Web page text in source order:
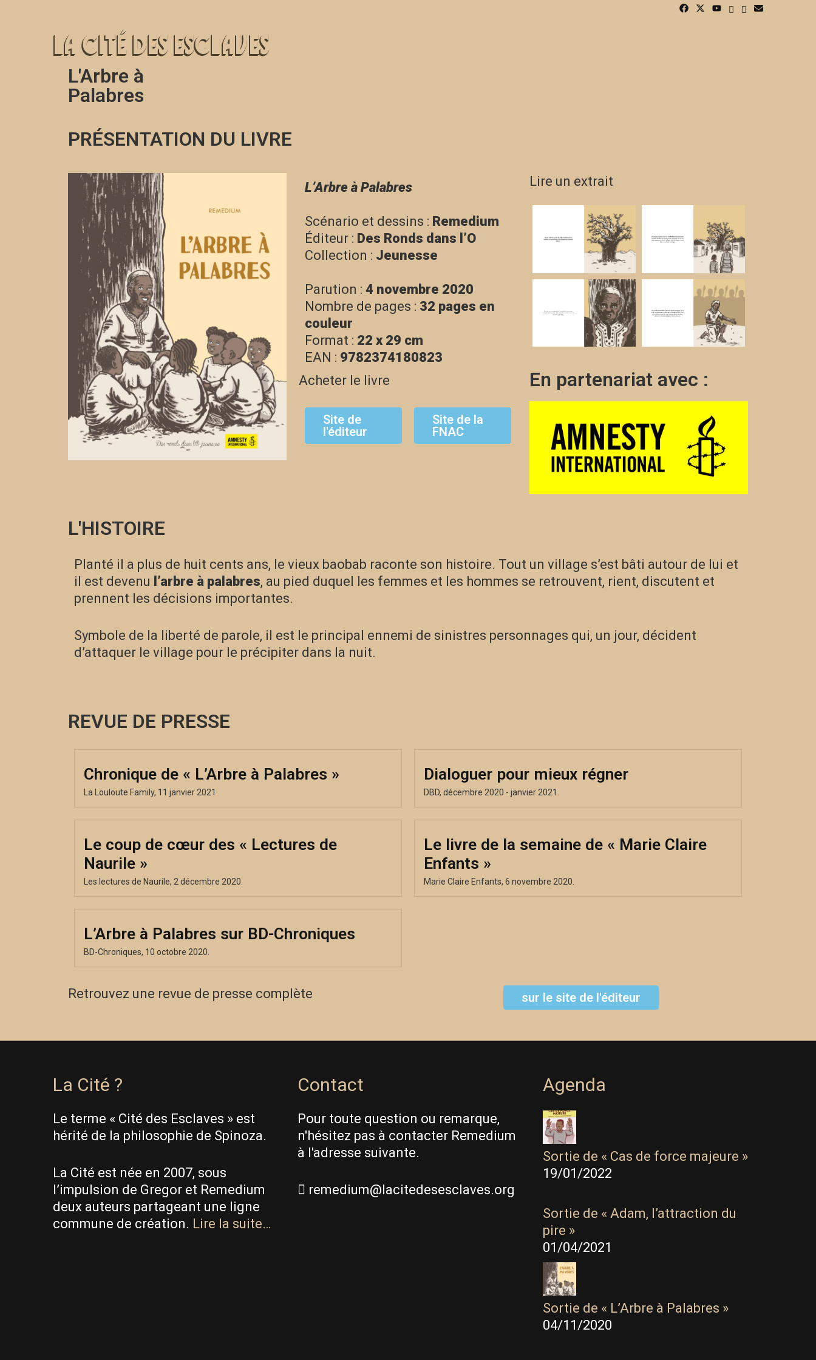
ACCUEIL BIO & BIBLIO PRESSE TRAVAUX
L'Arbre à
Palabres
PRÉSENTATION DU LIVRE
L’Arbre à Palabres
Scénario et dessins : Remedium
Éditeur : Des Ronds dans l’O
Collection : Jeunesse
Parution : 4 novembre 2020
Nombre de pages : 32 pages en
couleur
Format : 22 x 29 cm
EAN : 9782374180823
Acheter le livre
Site de
l'éditeur
Site de la
FNAC
Lire un extrait
En partenariat avec :
L'HISTOIRE
Planté il a plus de huit cents ans, le vieux baobab raconte son histoire. Tout un village s’est bâti autour de lui et
il est devenu l’arbre à palabres, au pied duquel les femmes et les hommes se retrouvent, rient, discutent et
prennent les décisions importantes.
Symbole de la liberté de parole, il est le principal ennemi de sinistres personnages qui, un jour, décident
d’attaquer le village pour le précipiter dans la nuit.
REVUE DE PRESSE
Chronique de « L’Arbre à Palabres »
La Louloute Family, 11 janvier 2021.
Dialoguer pour mieux régner
DBD, décembre 2020 - janvier 2021.
Le coup de cœur des « Lectures de
Naurile »
Les lectures de Naurile, 2 décembre 2020.
Le livre de la semaine de « Marie Claire
Enfants »
Marie Claire Enfants, 6 novembre 2020.
L’Arbre à Palabres sur BD-Chroniques
BD-Chroniques, 10 octobre 2020.
Retrouvez une revue de presse complète
sur le site de l'éditeur
La Cité ?
Le terme « Cité des Esclaves » est
hérité de la philosophie de Spinoza.
La Cité est née en 2007, sous
l’impulsion de Gregor et Remedium
deux auteurs partageant une ligne
commune de création. Lire la suite…
Contact
Pour toute question ou remarque,
n'hésitez pas à contacter Remedium
à l'adresse suivante.
remedium@lacitedesesclaves.org
Agenda
Sortie de « Cas de force majeure »
19/01/2022
Sortie de « Adam, l’attraction du
pire »
01/04/2021
Sortie de « L’Arbre à Palabres »
04/11/2020